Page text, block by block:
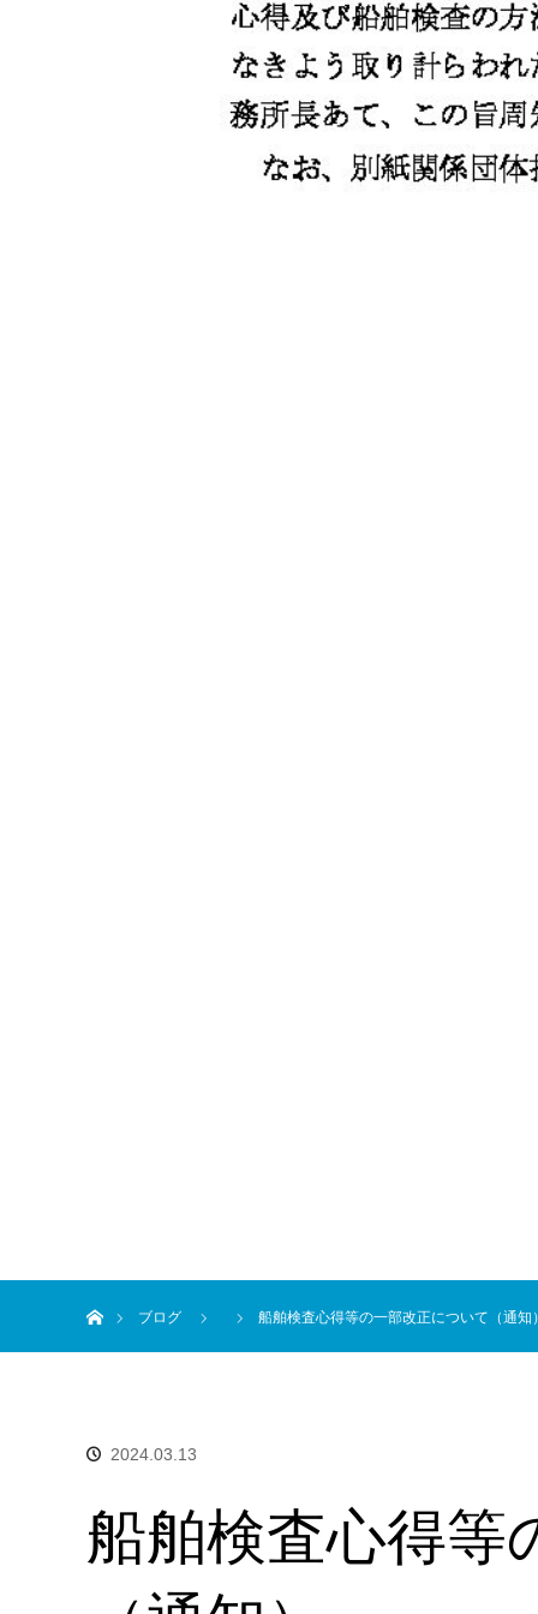
ブログ
船舶検査心得等の一部改正について（通知
2024.03.13
船舶検査心得等